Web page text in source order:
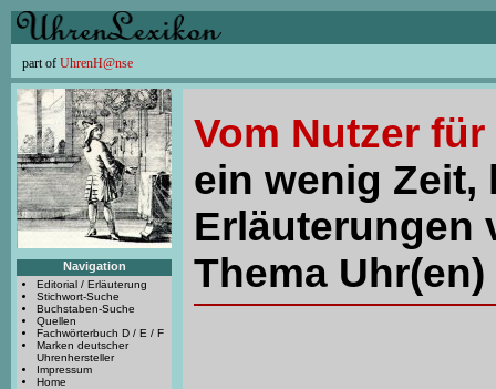
part of UhrenH@nse
Navigation
Editorial / Erläuterung
Stichwort-Suche
Buchstaben-Suche
Quellen
Fachwörterbuch D / E / F
Marken deutscher
Uhrenhersteller
Impressum
Home
Vom Nutzer
ein wenig Zeit,
Erläuterungen
Thema